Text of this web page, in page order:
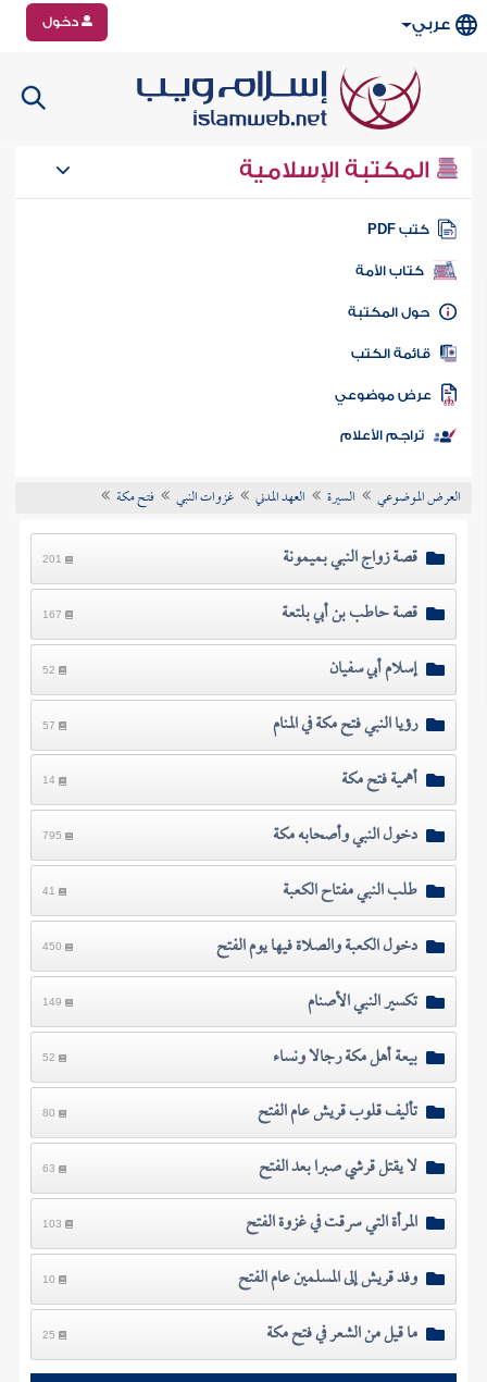
عربي دخول
المكتبة الإسلامية
كتب PDF
كتاب الأمة
المكتبة
الكتب
موضوعي
تراجم الأعلام
العرض الموضوعي السيرة العهد المدني غزوات النبي فتح مكة
قصة زواج النبي بميمونة 201
قصة حاطب بن أبي بلتعة 167
إسلام أبي سفيان 52
رؤيا النبي فتح مكة في المنام 57
أهمية فتح مكة 14
دخول النبي وأصحابه مكة 795
طلب النبي مفتاح الكعبة 41
دخول الكعبة والصلاة فيها يوم الفتح 450
تكسير النبي الأصنام 149
بيعة أهل مكة رجالا ونساء 52
تأليف قلوب قريش عام الفتح 80
لا يقتل قرشي صبرا بعد الفتح 63
المرأة التي سرقت في غزوة الفتح 103
وفد قريش إلى المسلمين عام الفتح 10
ما قيل من الشعر في فتح مكة 25